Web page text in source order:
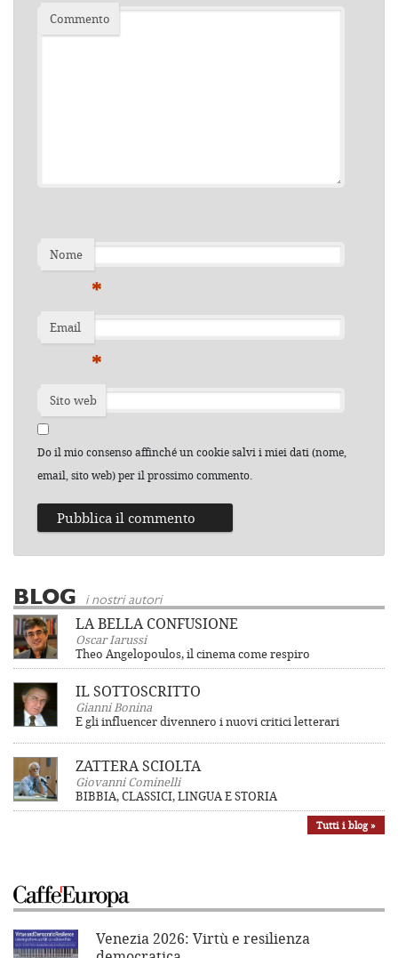
Commento
Nome
*
Email
*
Sito web
Do il mio consenso affinché un cookie salvi i miei dati (nome,
email, sito web) per il prossimo commento.
BLOG i nostri autori
LA BELLA CONFUSIONE
Oscar Iarussi
Theo Angelopoulos, il cinema come respiro
IL SOTTOSCRITTO
Gianni Bonina
E gli influencer divennero i nuovi critici letterari
ZATTERA SCIOLTA
Giovanni Cominelli
BIBBIA, CLASSICI, LINGUA E STORIA
Tutti i blog »
Venezia 2026: Virtù e resilienza